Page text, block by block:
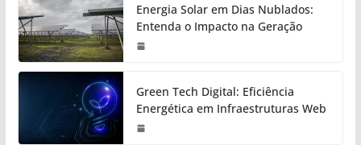
Energia Solar em Dias Nublados:
Entenda o Impacto na Geração
Green Tech Digital: Eficiência
Energética em Infraestruturas Web